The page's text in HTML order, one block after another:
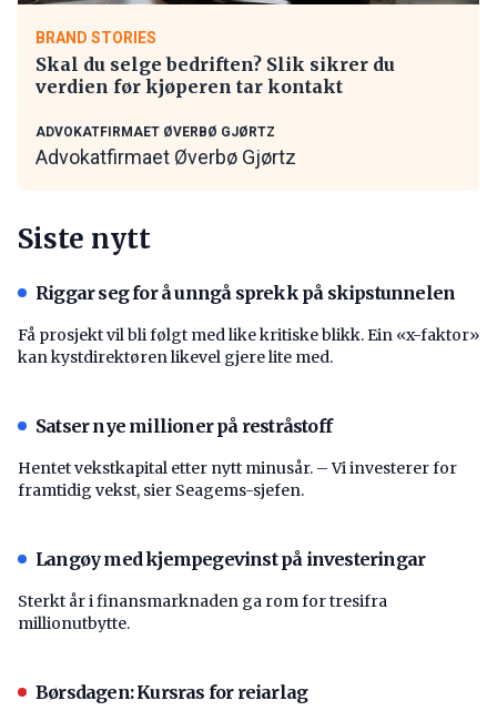
BRAND STORIES
Skal du selge bedriften? Slik sikrer du
verdien før kjøperen tar kontakt
ADVOKATFIRMAET ØVERBØ GJØRTZ
Advokatfirmaet Øverbø Gjørtz
Siste nytt
Riggar seg for å unngå sprekk på skipstunnelen
Få prosjekt vil bli følgt med like kritiske blikk. Ein «x-faktor»
kan kystdirektøren likevel gjere lite med.
Satser nye millioner på restråstoff
Hentet vekstkapital etter nytt minusår. – Vi investerer for
framtidig vekst, sier Seagems-sjefen.
Langøy med kjempegevinst på investeringar
Sterkt år i finansmarknaden ga rom for tresifra
millionutbytte.
Børsdagen: Kursras for reiarlag